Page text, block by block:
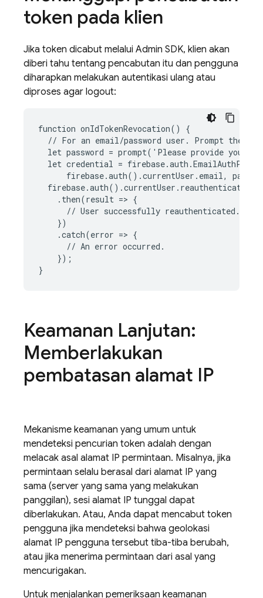
token pada klien
Jika token dicabut melalui Admin SDK, klien akan
diberi tahu tentang pencabutan itu dan pengguna
diharapkan melakukan autentikasi ulang atau
diproses agar logout:
function onIdTokenRevocation() {
// For an email/password user. Prompt the
let password = prompt('Please provide your
let credential =
firebase.auth().currentUser.email,
    .then(result => {
// User successfully reauthenticated.
    })
    .catch(error => {
      // An error occurred.
    });
Keamanan Lanjutan:
Memberlakukan
pembatasan alamat IP
Mekanisme keamanan yang umum untuk
mendeteksi pencurian token adalah dengan
melacak asal alamat IP permintaan. Misalnya, jika
permintaan selalu berasal dari alamat IP yang
sama (server yang sama yang melakukan
panggilan), sesi alamat IP tunggal dapat
diberlakukan. Atau, Anda dapat mencabut token
pengguna jika mendeteksi bahwa geolokasi
alamat IP pengguna tersebut tiba-tiba berubah,
atau jika menerima permintaan dari asal yang
mencurigakan.
Untuk menjalankan pemeriksaan keamanan